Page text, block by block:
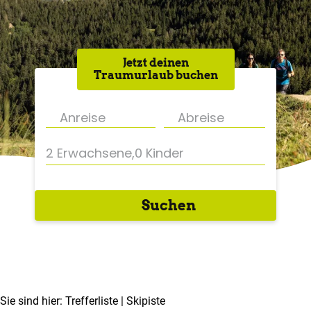
Jetzt deinen
Traumurlaub buchen
2 Erwachsene,0 Kinder
Suchen
Sie sind hier: Trefferliste | Skipiste